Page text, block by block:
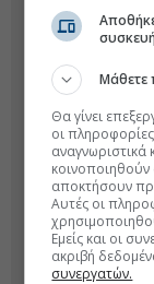
Μάθετε
Θα γίνει
οι
αναγνωριστικά
αποκτήσουν
Αυτές οι
Εμείς και οι
ακριβή
συνεργατών.